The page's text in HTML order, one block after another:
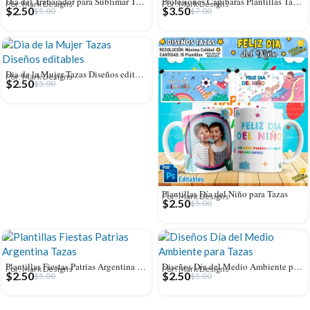
Por: Mark Designs
$5.00
$2.50
Por: Mark Designs
$7.00
$3.50
Dia de la Mujer Tazas Diseños editables
Por: Mark Designs
$5.00
$2.50
Plantillas Día del Niño para Tazas
Por: Mark Designs
$5.00
$2.50
Plantillas Fiestas Patrias Argentina Tazas
Por: Mark Designs
$5.00
$2.50
Diseños Día del Medio Ambiente para Tazas
Por: Mark Designs
$5.00
$2.50